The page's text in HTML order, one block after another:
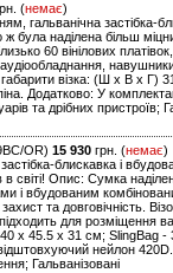
(немає)
гальванічна застібка-
була наділена більш
60 вінілових
навушники
візка: (Ш х В х Г)
Додатково: У
та дрібних пристроїв;
OR) 15 930 грн. (немає)
блискавка і
в світі! Опис: Сумка
і вбудованим
та довговічність.
для розміщення
x 45.5 x 31 см; SlingBag
нейлон
Гальванізовані